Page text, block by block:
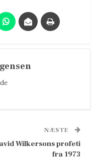
NÆSTE
Wilkersons profeti
fra 1973